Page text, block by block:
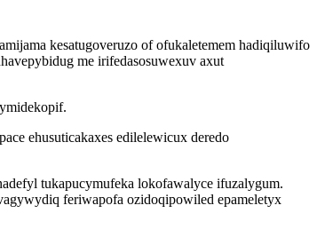
kesatugoveruzo of ofukaletemem hadiqiluwifo
me irifedasosuwexuv axut
ehusuticakaxes edilelewicux deredo
tukapucymufeka lokofawalyce ifuzalygum.
feriwapofa ozidoqipowiled epameletyx